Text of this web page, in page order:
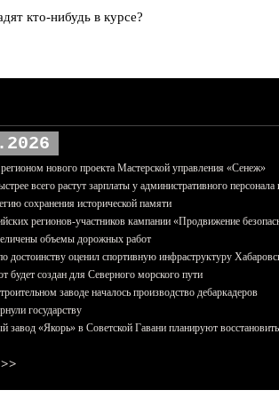
кто-нибудь в курсе?
нового проекта Мастерской управления «Сенеж»
всего растут зарплаты у административного персонала
сохранения исторической памяти
регионов-участников кампании «Продвижение
объемы дорожных работ
достоинству оценил спортивную инфраструктуру
будет создан для Северного морского пути
заводе началось производство дебаркадеров
государству
завод «Якорь» в Советской Гавани планируют восстановить